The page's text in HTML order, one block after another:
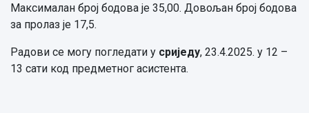
Максималан број бодова је 35,00. Довољан број бодова
за пролаз је 17,5.
Радови се могу погледати у сриједу, 23.4.2025. у 12 –
13 сати код предметног асистента.